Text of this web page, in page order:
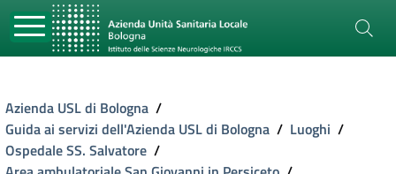
Azienda USL di Bologna /
Guida ai servizi dell'Azienda USL di Bologna / Luoghi /
Ospedale SS. Salvatore /